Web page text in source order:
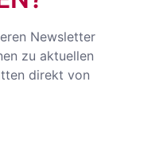
Newsletter
zu aktuellen
direkt von